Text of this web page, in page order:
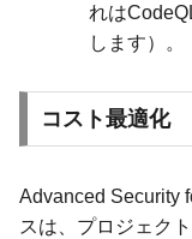
れは
します）。
コスト最適化
Advanced Security
スは、プロジェク